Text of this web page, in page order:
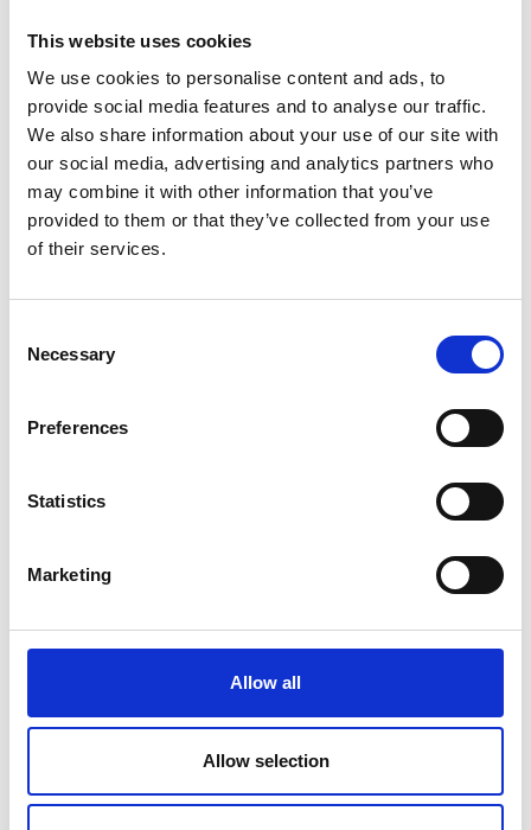
This website uses cookies
We use cookies to personalise content and ads, to
provide social media features and to analyse our traffic.
We also share information about your use of our site with
our social media, advertising and analytics partners who
may combine it with other information that you’ve
provided to them or that they’ve collected from your use
of their services.
Selection
Necessary
Preferences
Statistics
Marketing
Allow all
Allow selection
Kuvat ovat kuvaajaverkostoomme kuuluvan Arja Korhosen.
Viihdy vaaramaisemassa ja vesistöjen äärellä.